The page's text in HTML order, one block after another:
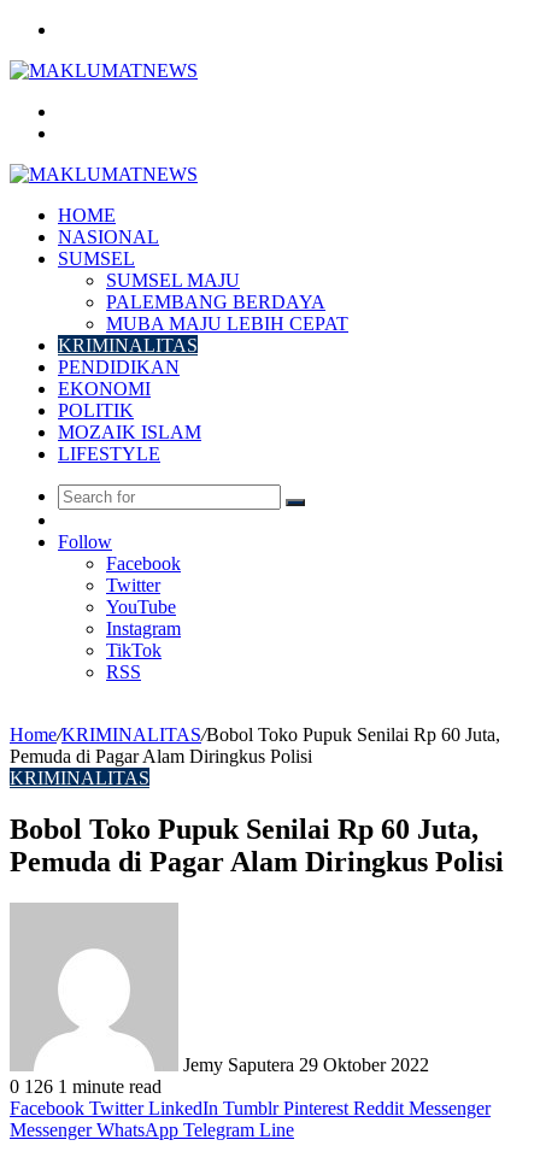
HOME
NASIONAL
SUMSEL
SUMSEL MAJU
PALEMBANG BERDAYA
MUBA MAJU LEBIH CEPAT
KRIMINALITAS
PENDIDIKAN
EKONOMI
POLITIK
MOZAIK ISLAM
LIFESTYLE
Search
Article
Follow
Facebook
Twitter
YouTube
Instagram
TikTok
RSS
Home/KRIMINALITAS/Bobol Toko Pupuk Senilai Rp 60 Juta,
Pemuda di Pagar Alam Diringkus Polisi
KRIMINALITAS
Bobol Toko Pupuk Senilai Rp 60 Juta,
Pemuda di Pagar Alam Diringkus Polisi
Jemy Saputera 29 Oktober 2022
0 126 1 minute read
Facebook Twitter LinkedIn Tumblr Pinterest Reddit Messenger
Messenger WhatsApp Telegram Line